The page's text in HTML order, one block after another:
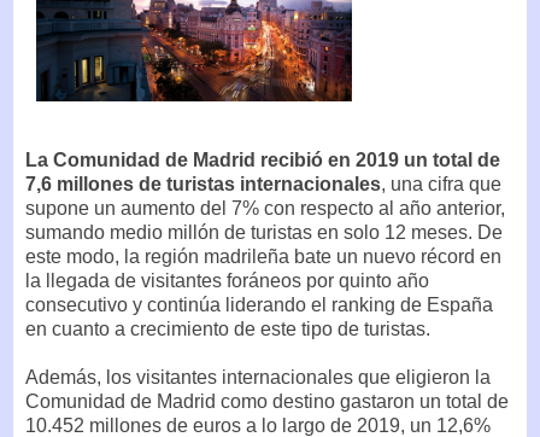
La Comunidad de Madrid recibió en 2019 un total de
7,6 millones de turistas internacionales, una cifra que
supone un aumento del 7% con respecto al año anterior,
sumando medio millón de turistas en solo 12 meses. De
este modo, la región madrileña bate un nuevo récord en
la llegada de visitantes foráneos por quinto año
consecutivo y continúa liderando el ranking de España
en cuanto a crecimiento de este tipo de turistas.
Además, los visitantes internacionales que eligieron la
Comunidad de Madrid como destino gastaron un total de
10.452 millones de euros a lo largo de 2019, un 12,6%